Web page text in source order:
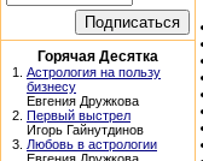
Горячая Десятка
1. Астрология на пользу
бизнесу
Евгения Дружкова
2. Первый выстрел
Игорь Гайнутдинов
3. Любовь в астрологии